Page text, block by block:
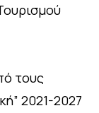
τους
2021-2027